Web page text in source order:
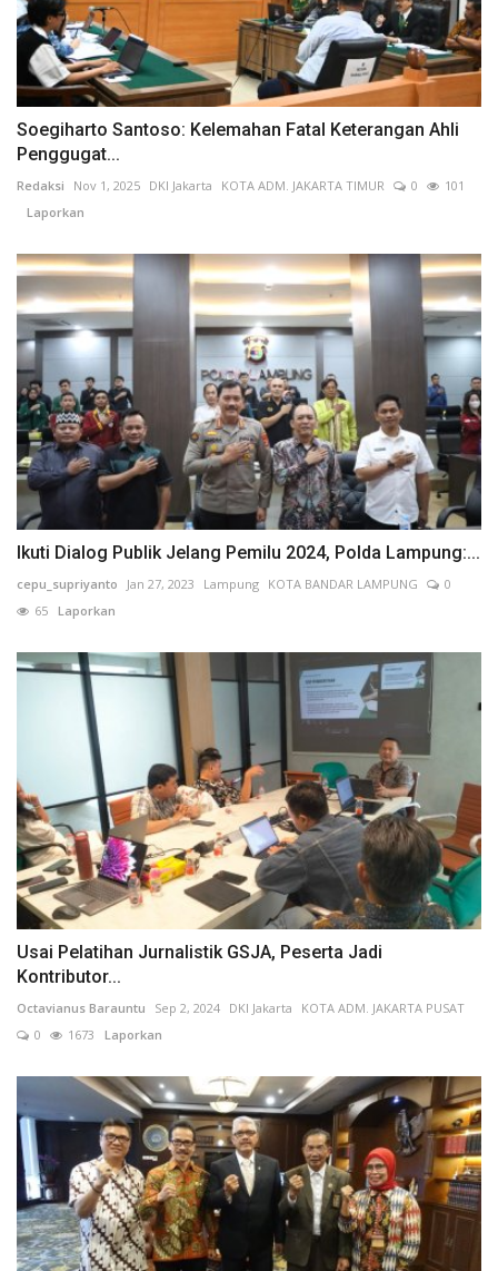
Soegiharto Santoso: Kelemahan Fatal Keterangan Ahli
Penggugat...
Redaksi Nov 1, 2025 DKI Jakarta KOTA ADM. JAKARTA TIMUR 0
101
Laporkan
Ikuti Dialog Publik Jelang Pemilu 2024, Polda Lampung:...
cepu_supriyanto Jan 27, 2023 Lampung KOTA BANDAR LAMPUNG
0
65 Laporkan
Usai Pelatihan Jurnalistik GSJA, Peserta Jadi
Kontributor...
Octavianus Barauntu Sep 2, 2024 DKI Jakarta
KOTA ADM. JAKARTA PUSAT
0
1673 Laporkan